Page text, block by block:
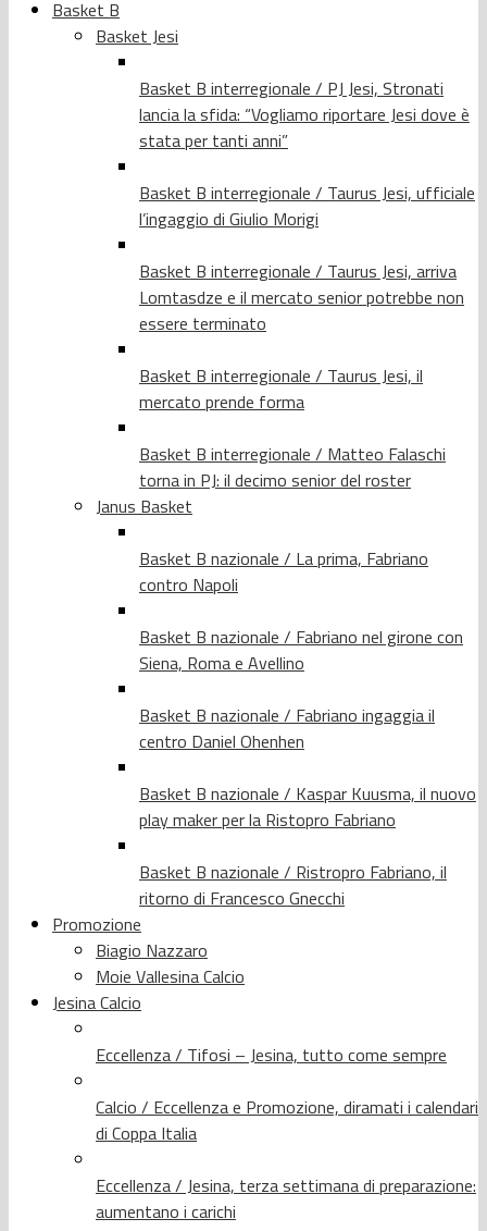
Basket B
Basket Jesi
Basket B interregionale / PJ Jesi, Stronati
lancia la sfida: “Vogliamo riportare Jesi dove è
stata per tanti anni”
Basket B interregionale / Taurus Jesi, ufficiale
l’ingaggio di Giulio Morigi
Basket B interregionale / Taurus Jesi, arriva
Lomtasdze e il mercato senior potrebbe non
essere terminato
Basket B interregionale / Taurus Jesi, il
mercato prende forma
Basket B interregionale / Matteo Falaschi
torna in PJ: il decimo senior del roster
Janus Basket
Basket B nazionale / La prima, Fabriano
contro Napoli
Basket B nazionale / Fabriano nel girone con
Siena, Roma e Avellino
Basket B nazionale / Fabriano ingaggia il
centro Daniel Ohenhen
Basket B nazionale / Kaspar Kuusma, il nuovo
play maker per la Ristopro Fabriano
Basket B nazionale / Ristropro Fabriano, il
ritorno di Francesco Gnecchi
Promozione
Biagio Nazzaro
Moie Vallesina Calcio
Jesina Calcio
Eccellenza / Tifosi – Jesina, tutto come sempre
Calcio / Eccellenza e Promozione, diramati i calendari
di Coppa Italia
Eccellenza / Jesina, terza settimana di preparazione:
aumentano i carichi